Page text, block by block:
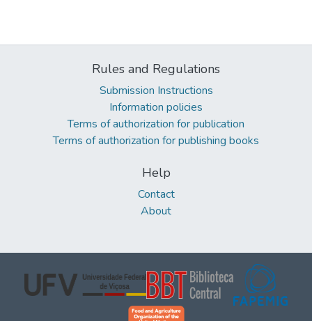
Rules and Regulations
Submission Instructions
Information policies
Terms of authorization for publication
Terms of authorization for publishing books
Help
Contact
About